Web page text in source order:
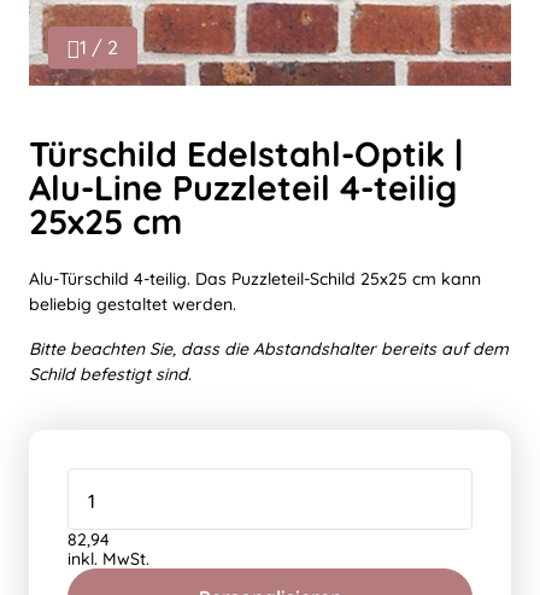
1 / 2
Türschild Edelstahl-Optik |
Alu-Line Puzzleteil 4-teilig
25x25 cm
Alu-Türschild 4-teilig. Das Puzzleteil-Schild 25x25 cm kann
beliebig gestaltet werden.
Bitte beachten Sie, dass die Abstandshalter bereits auf dem
Schild befestigt sind.
82,94
inkl. MwSt.